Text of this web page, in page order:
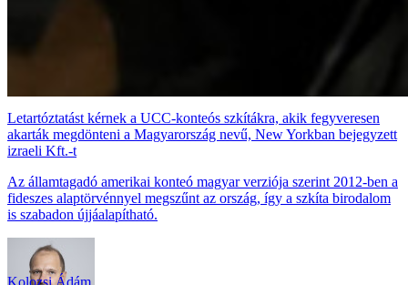
Letartóztatást kérnek a UCC-konteós szkítákra, akik fegyveresen
akarták megdönteni a Magyarország nevű, New Yorkban bejegyzett
izraeli Kft.-t
Az államtagadó amerikai konteó magyar verziója szerint 2012-ben a
fideszes alaptörvénnyel megszűnt az ország, így a szkíta birodalom
is szabadon újjáalapítható.
Kolozsi Ádám